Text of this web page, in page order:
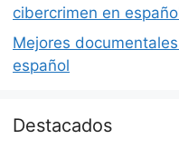
cibercrimen en
Mejores
español
Destacados